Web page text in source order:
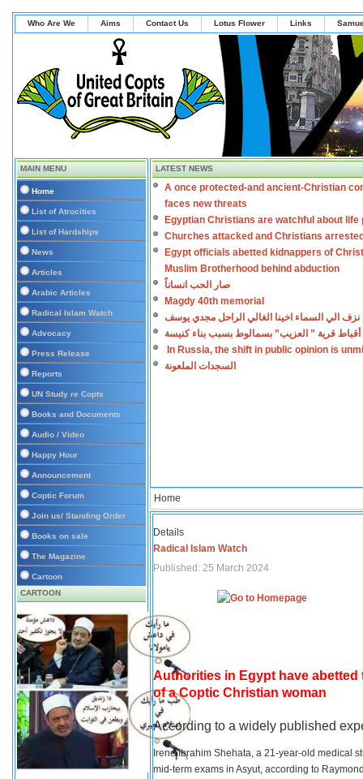
Who Are We Aims Contact Us Lotus Flower Links
MAIN MENU
Home
List of Atrocities
List of Hardships
News
Articles
Arabic Articles
Radical Islam Watch
Advocacy
Press Release
Reports
UN Study re Copts
Books and Documents
Audio / Video
Happy Hour
Announcement
Coptic Forum
Join us/ Standing Order
Books on sale
The Magazine
Cartoon
CARTOON
LATEST NEWS
A once protected-and ancient-Christian
faces new threats
Egyptian Christians are watchful about life
Churches attacked and Christians
Egypt officials abetted kidnappers of
Muslim Brotherhood behind abduction
صار الحب انساناً
Magdy 40th memorial
نزف الي السماء اخينا الغالي الراحل مجدي يوسف
أقباط قرية ” العزيب” بسمالوط بسبب بناء كنيسة
In Russia, the shift in public opinion is
السجدات الملعونة
Home
Details
Radical Islam Watch
Published: 25 March 2024
Authorities in Egypt have
of a Coptic Christian woman
According to a widely published
Irene Ibrahim Shehata, a 21-year-old medical
mid-term exams in Asyut, according to